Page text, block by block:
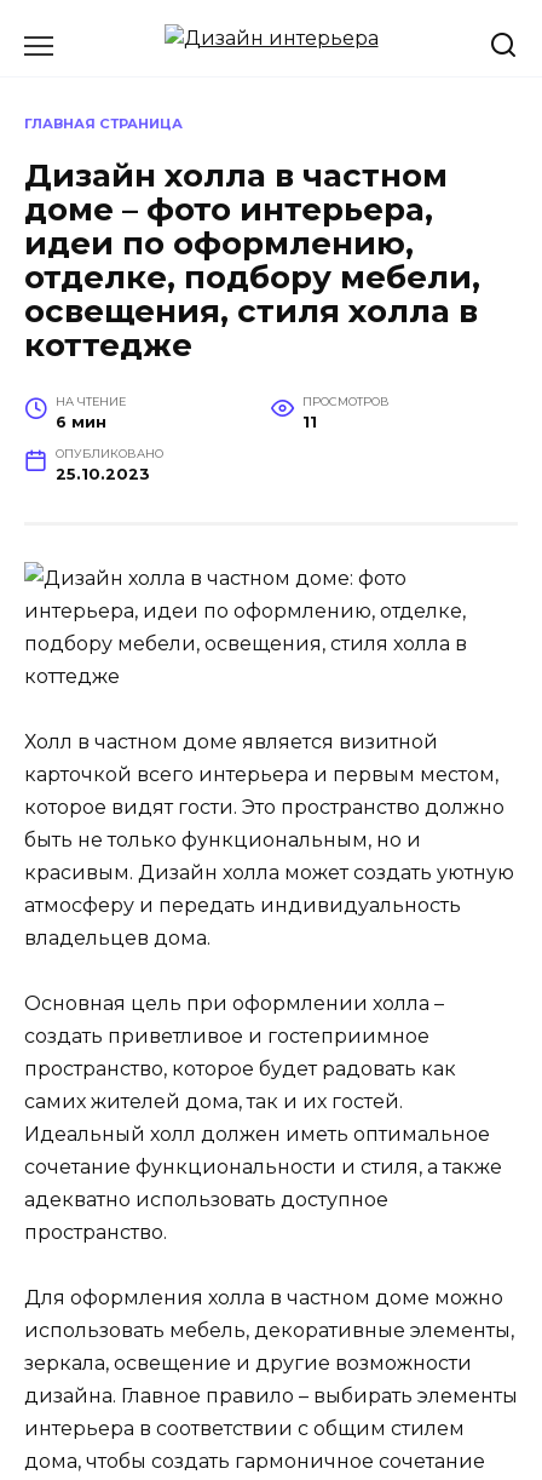
ГЛАВНАЯ СТРАНИЦА
Дизайн холла в частном
доме – фото интерьера,
идеи по оформлению,
отделке, подбору мебели,
освещения, стиля холла в
коттедже
НА ЧТЕНИЕ
6 мин
ПРОСМОТРОВ
11
ОПУБЛИКОВАНО
25.10.2023
Холл в частном доме является визитной
карточкой всего интерьера и первым местом,
которое видят гости. Это пространство должно
быть не только функциональным, но и
красивым. Дизайн холла может создать уютную
атмосферу и передать индивидуальность
владельцев дома.
Основная цель при оформлении холла –
создать приветливое и гостеприимное
пространство, которое будет радовать как
самих жителей дома, так и их гостей.
Идеальный холл должен иметь оптимальное
сочетание функциональности и стиля, а также
адекватно использовать доступное
пространство.
Для оформления холла в частном доме можно
использовать мебель, декоративные элементы,
зеркала, освещение и другие возможности
дизайна. Главное правило – выбирать элементы
интерьера в соответствии с общим стилем
дома, чтобы создать гармоничное сочетание